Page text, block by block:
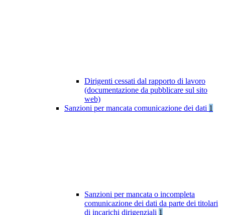
Dirigenti cessati dal rapporto di lavoro
(documentazione da pubblicare sul sito
web)
Sanzioni per mancata comunicazione dei dati 1
Sanzioni per mancata o incompleta
comunicazione dei dati da parte dei titolari
di incarichi dirigenziali 1